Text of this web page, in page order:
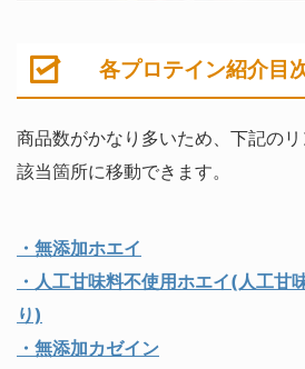
各プロテイン紹介目
商品数がかなり多いため、下記の
該当箇所に移動できます。
・無添加ホエイ
・人工甘味料不使用ホエイ(人工甘
り)
・無添加カゼイン